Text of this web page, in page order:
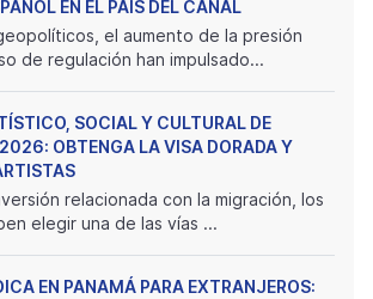
EN EL PAÍS DEL CANAL
el aumento de la presión
de regulación han impulsado...
SOCIAL Y CULTURAL DE
OBTENGA LA VISA DORADA Y
relacionada con la migración, los
elegir una de las vías ...
EN PANAMÁ PARA EXTRANJEROS: